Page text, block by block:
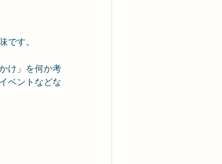
す。
け」を何か考
ベントなどな